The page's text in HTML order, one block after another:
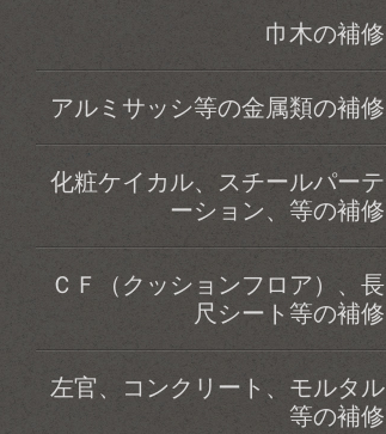
巾木の補修
アルミサッシ等の金属類の補修
化粧ケイカル、スチールパーテ
ーション、等の補修
ＣＦ（クッションフロア）、長
尺シート等の補修
左官、コンクリート、モルタル
等の補修